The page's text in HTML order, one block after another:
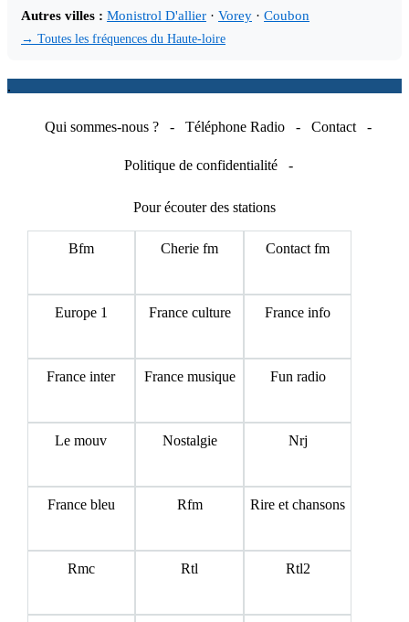
Autres villes : Monistrol D'allier · Vorey · Coubon
→ Toutes les fréquences du Haute-loire
.
Qui sommes-nous ? - Téléphone Radio - Contact -
Politique de confidentialité -
Pour écouter des stations
Bfm Cherie fm Contact fm
Europe 1 France culture France info
France inter France musique Fun radio
Le mouv Nostalgie Nrj
France bleu Rfm Rire et chansons
Rmc Rtl Rtl2